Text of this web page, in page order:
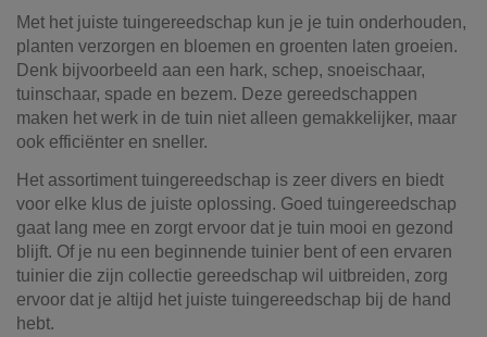
Met het juiste tuingereedschap kun je je tuin onderhouden,
planten verzorgen en bloemen en groenten laten groeien.
Denk bijvoorbeeld aan een hark, schep, snoeischaar,
tuinschaar, spade en bezem. Deze gereedschappen
maken het werk in de tuin niet alleen gemakkelijker, maar
ook efficiënter en sneller.
Het assortiment tuingereedschap is zeer divers en biedt
voor elke klus de juiste oplossing. Goed tuingereedschap
gaat lang mee en zorgt ervoor dat je tuin mooi en gezond
blijft. Of je nu een beginnende tuinier bent of een ervaren
tuinier die zijn collectie gereedschap wil uitbreiden, zorg
ervoor dat je altijd het juiste tuingereedschap bij de hand
hebt.